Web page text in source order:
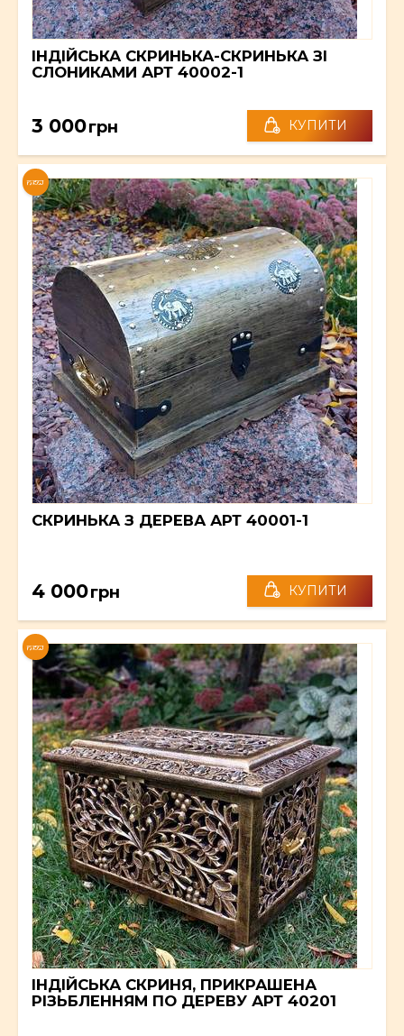
ІНДІЙСЬКА СКРИНЬКА-СКРИНЬКА ЗІ
СЛОНИКАМИ АРТ 40002-1
3 000грн КУПИТИ
NEW
СКРИНЬКА З ДЕРЕВА АРТ 40001-1
4 000грн КУПИТИ
NEW
ІНДІЙСЬКА СКРИНЯ, ПРИКРАШЕНА
РІЗЬБЛЕННЯМ ПО ДЕРЕВУ АРТ 40201